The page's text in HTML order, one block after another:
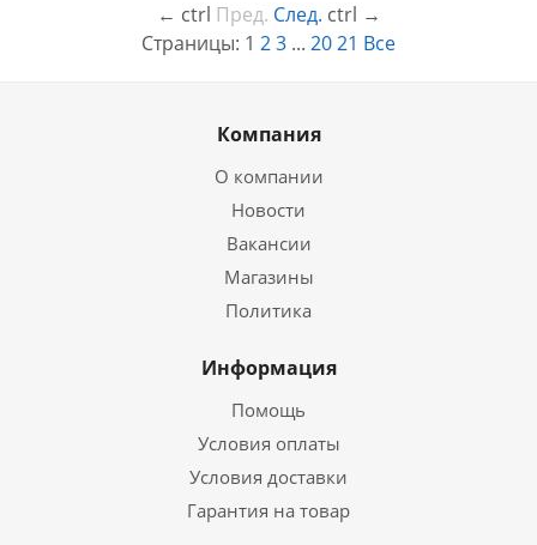
← ctrl Пред. След. ctrl →
Страницы: 1 23 ... 2021 Все
Компания
О компании
Новости
Вакансии
Магазины
Политика
Информация
Помощь
Условия оплаты
Условия доставки
Гарантия на товар